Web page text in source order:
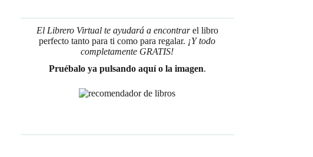
El Librero Virtual te ayudará a encontrarel libro
perfecto tanto para ti como para regalar. ¡Y todo
completamente GRATIS!
Pruébalo ya pulsando aquí o la imagen.